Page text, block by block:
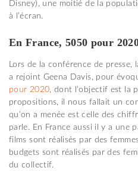
Disney), une moitié de la
à l’écran.
En France, 5050 pour
Lors de la conférence de
a rejoint Geena Davis, pour
pour 2020 , dont l’objectif est la
propositions, il nous fallait un
qu’on a menée est celle des
parle. En France aussi il y a une
films sont réalisés par des
budgets sont réalisés par des
du collectif.